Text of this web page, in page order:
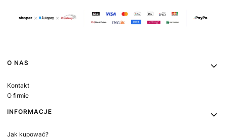
Linki w stopce
O NAS
Kontakt
O firmie
INFORMACJE
Jak kupować?